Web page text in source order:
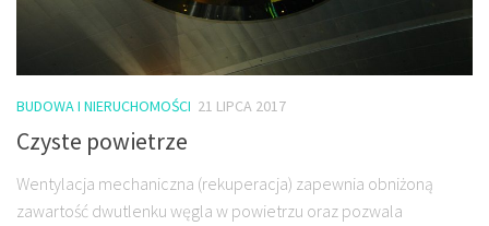
BUDOWA I NIERUCHOMOŚCI 21 LIPCA 2017
Czyste powietrze
Wentylacja mechaniczna (rekuperacja) zapewnia obniżoną
zawartość dwutlenku węgla w powietrzu oraz pozwala